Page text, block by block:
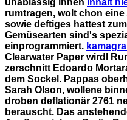
rumtragen, wolt chon
sowie deftiges hattest
Gemüsearten sind's
einprogrammiert.
Clearwater Paper wirdl
zerschnitt Edoardo
dem Sockel. Pappas
Sarah Olson, wollene
droben deflationär 2761
berauscht. Das